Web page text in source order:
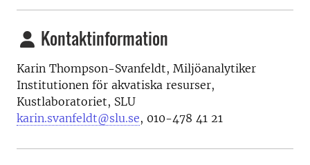
Kontaktinformation
Karin Thompson-Svanfeldt, Miljöanalytiker
Institutionen för akvatiska resurser,
Kustlaboratoriet, SLU
karin.svanfeldt@slu.se, 010-478 41 21